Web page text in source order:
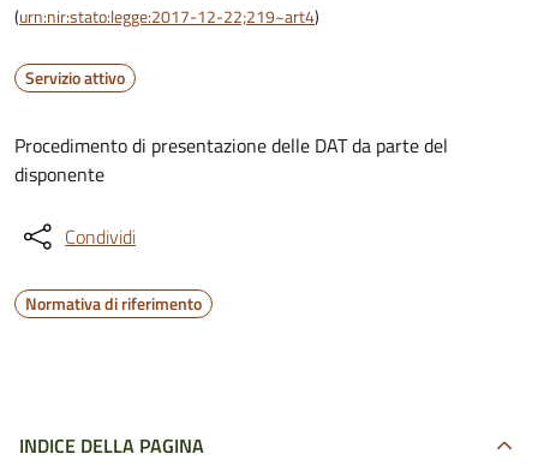
(urn:nir:stato:legge:2017-12-22;219~art4)
Servizio attivo
Procedimento di presentazione delle DAT da parte del
disponente
Condividi
Normativa di riferimento
INDICE DELLA PAGINA